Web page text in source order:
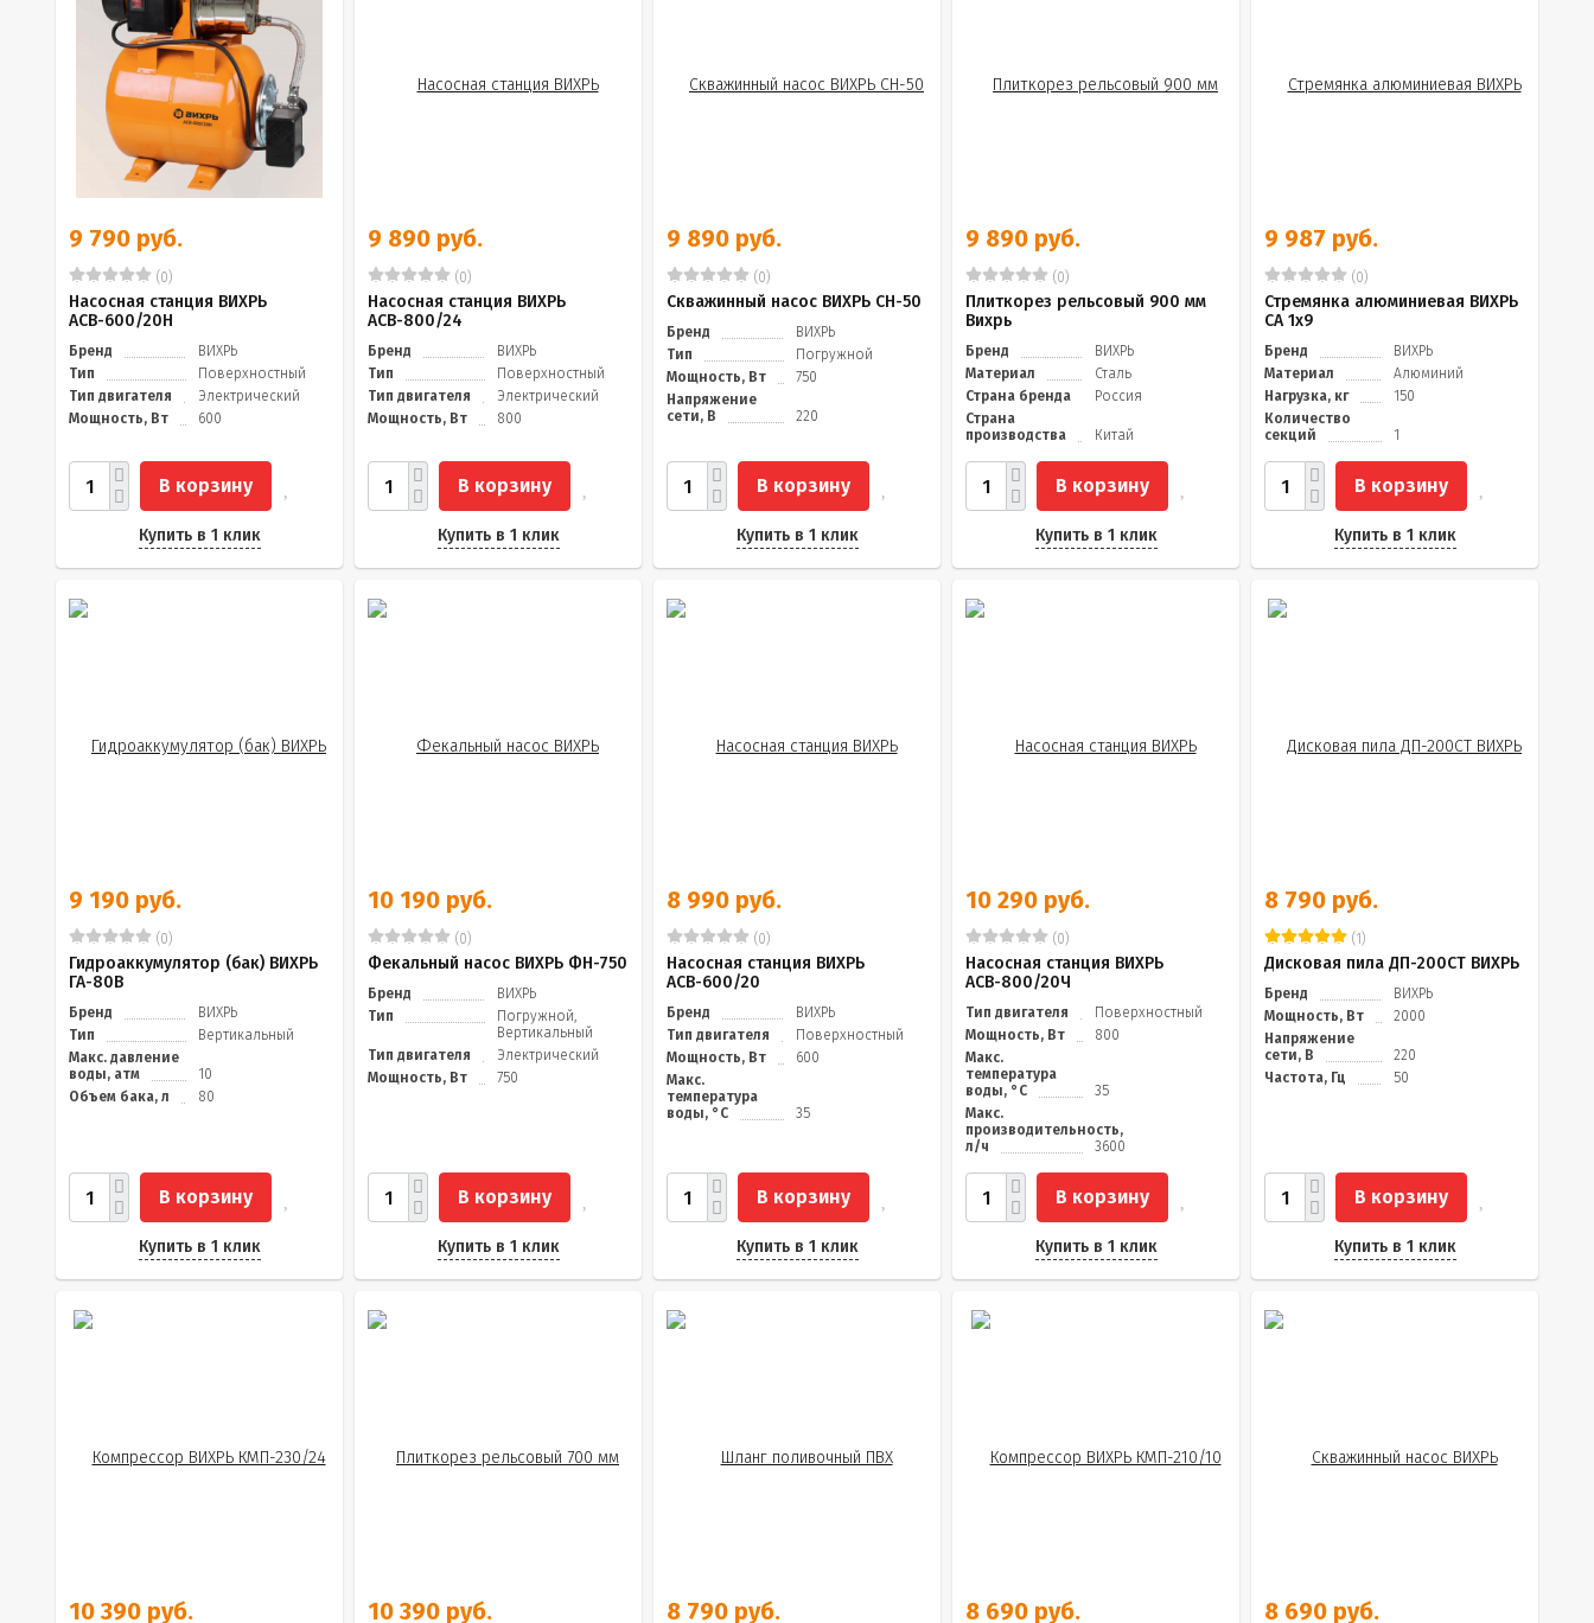
9 790 руб.
(0)
Насосная станция ВИХРЬ
АСВ-600/20Н
Бренд
ВИХРЬ
Тип
Поверхностный
Тип двигателя
Электрический
Мощность, Вт
600
В корзину
Купить в 1 клик
9 890 руб.
(0)
Насосная станция ВИХРЬ
АСВ-800/24
Бренд
ВИХРЬ
Тип
Поверхностный
Тип двигателя
Электрический
Мощность, Вт
800
В корзину
Купить в 1 клик
9 890 руб.
(0)
Скважинный насос ВИХРЬ СН-50
Бренд
ВИХРЬ
Тип
Погружной
Мощность, Вт
750
Напряжение
сети, В
220
В корзину
Купить в 1 клик
9 890 руб.
(0)
Плиткорез рельсовый 900 мм
Вихрь
Бренд
ВИХРЬ
Материал
Сталь
Страна бренда
Россия
Страна
производства
Китай
В корзину
Купить в 1 клик
9 987 руб.
(0)
Стремянка алюминиевая ВИХРЬ
СА 1х9
Бренд
ВИХРЬ
Материал
Алюминий
Нагрузка, кг
150
Количество
секций
1
В корзину
Купить в 1 клик
9 190 руб.
(0)
Гидроаккумулятор (бак) ВИХРЬ
ГА-80В
Бренд
ВИХРЬ
Тип
Вертикальный
Макс. давление
воды, атм
10
Объем бака, л
80
В корзину
Купить в 1 клик
10 190 руб.
(0)
Фекальный насос ВИХРЬ ФН-750
Бренд
ВИХРЬ
Тип
Погружной,
Вертикальный
Тип двигателя
Электрический
Мощность, Вт
750
В корзину
Купить в 1 клик
8 990 руб.
(0)
Насосная станция ВИХРЬ
АСВ-600/20
Бренд
ВИХРЬ
Тип двигателя
Поверхностный
Мощность, Вт
600
Макс.
температура
воды, °C
35
В корзину
Купить в 1 клик
10 290 руб.
(0)
Насосная станция ВИХРЬ
АСВ-800/20Ч
Тип двигателя
Поверхностный
Мощность, Вт
800
Макс.
температура
воды, °C
35
Макс.
производительность,
л/ч
3600
В корзину
Купить в 1 клик
8 790 руб.
(1)
Дисковая пила ДП-200СТ ВИХРЬ
Бренд
ВИХРЬ
Мощность, Вт
2000
Напряжение
сети, В
220
Частота, Гц
50
В корзину
Купить в 1 клик
10 390 руб. 10 390 руб. 8 790 руб. 8 690 руб. 8 690 руб.